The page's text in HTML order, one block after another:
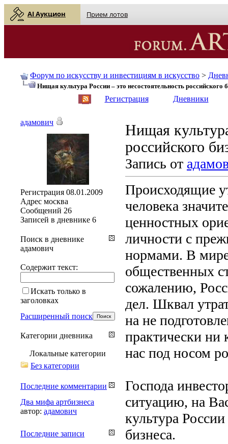
AI Аукцион Прием лотов
Форум по искусству и инвестициям в искусство >
Нищая культура России – это несостоятельность российского
Регистрация Дневники
Нищая
российского
Запись от
Происходящие
человека
ценностных
личности с
нормами. В
общественных
сожалению,
дел. Шквал
на не
практически ни
нас под носом
Господа
ситуацию, на
культура
бизнеса.
адамович
Регистрация 08.01.2009
Адрес москва
Сообщений 26
Записей в дневнике 6
Поиск в дневнике
адамович
Содержит текст:
Искать только в
заголовках
Расширенный поиск
Категории дневника
Локальные категории
Без категории
Последние комментарии
Два мифа артбизнеса
автор: адамович
Последние записи